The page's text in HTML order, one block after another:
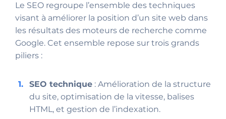
Le SEO regroupe l’ensemble des techniques
visant à améliorer la position d’un site web dans
les résultats des moteurs de recherche comme
Google. Cet ensemble repose sur trois grands
piliers :
SEO technique : Amélioration de la structure
du site, optimisation de la vitesse, balises
HTML, et gestion de l’indexation.